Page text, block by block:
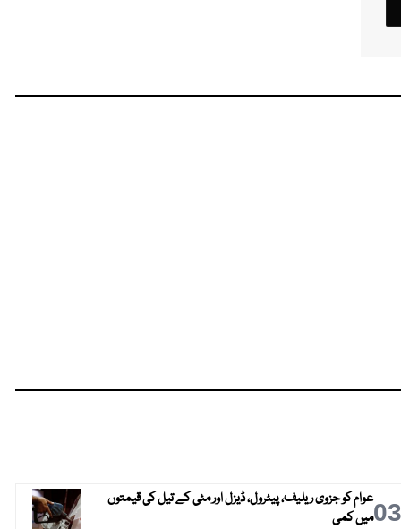
03عوام کو جزوی ریلیف، پیٹرول، ڈیزل اور مٹی کے تیل کی قیمتوں
میں کمی